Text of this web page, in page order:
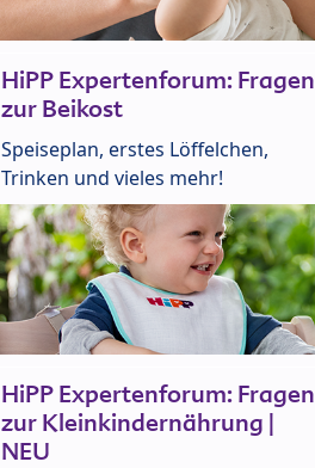
HiPP Expertenforum: Fragen
zur Beikost
Speiseplan, erstes Löffelchen,
Trinken und vieles mehr!
HiPP Expertenforum: Fragen
zur Kleinkindernährung |
NEU